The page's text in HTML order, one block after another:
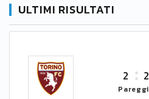
ULTIMI RISULTATI
2 2